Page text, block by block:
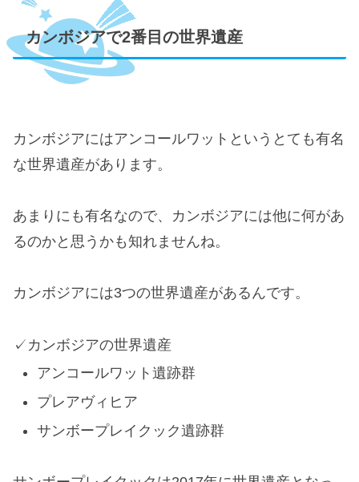
カンボジアで2番目の世界遺産
カンボジアにはアンコールワットというとても有名
な世界遺産があります。
あまりにも有名なので、カンボジアには他に何があ
るのかと思うかも知れませんね。
カンボジアには3つの世界遺産があるんです。
カンボジアの世界遺産
アンコールワット遺跡群
プレアヴィヒア
サンボープレイクック遺跡群